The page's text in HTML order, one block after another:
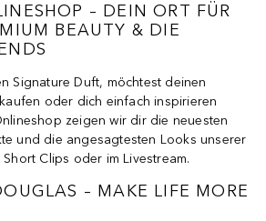
– DEIN ORT FÜR
BEAUTY & DIE
Signature Duft, möchtest deinen
oder dich einfach inspirieren
zeigen wir dir die neuesten
und die angesagtesten Looks unserer
Short Clips oder im Livestream.
– MAKE LIFE MORE